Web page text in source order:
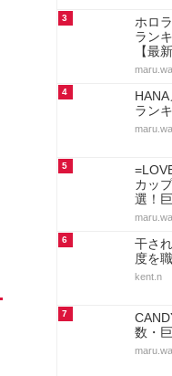
3
ホロ
ラン
【最
4
ラン
5
カッ
選！
6
干さ
度を
kent.n
7
数・